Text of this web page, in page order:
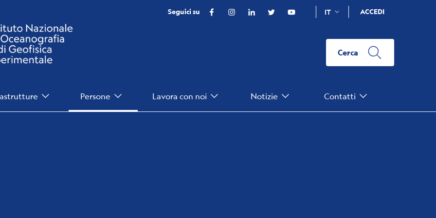
Seguici su FacebookInstagramLinkedinTwitter IT ACCEDI
Cerca
Persone Lavora con noi Notizie Contatti